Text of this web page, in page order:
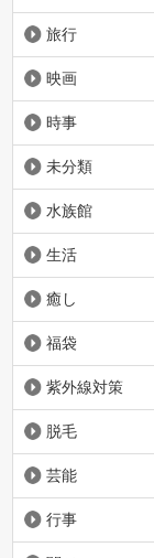
旅行
映画
時事
未分類
水族館
生活
癒し
福袋
紫外線対策
脱毛
芸能
行事